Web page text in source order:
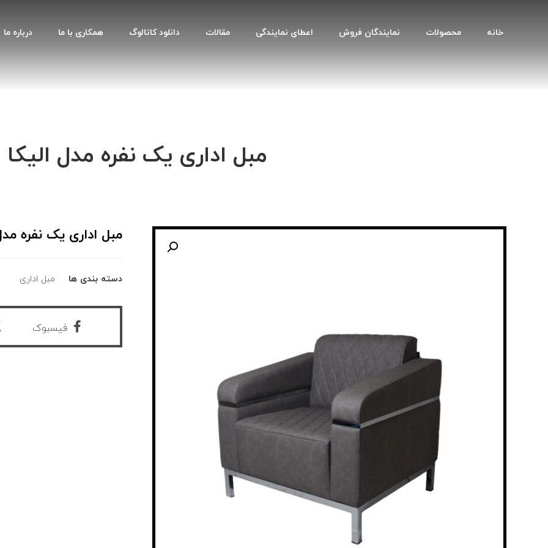
خانه محصولات نمایندگان فروش اعطای نمایندگی مقالات دانلود کاتالوگ همکاری با ما درباره ما
مبل اداری یک نفره مدل الیکا
مبل اداری یک نفره
دسته بندی ها مبل اداری
فیسبوک